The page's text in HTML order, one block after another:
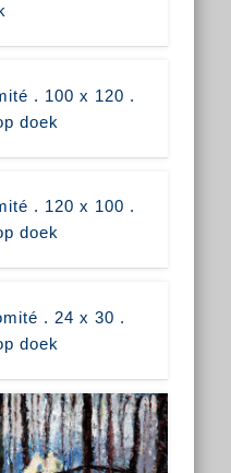
. 100 x 120 .
doek
. 120 x 100 .
doek
. 24 x 30 .
doek